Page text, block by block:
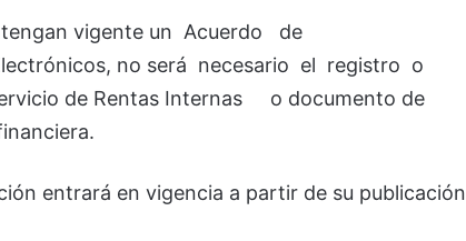
vigente un Acuerdo de
no será necesario el registro o
de Rentas Internas o documento de
entrará en vigencia a partir de su publicación